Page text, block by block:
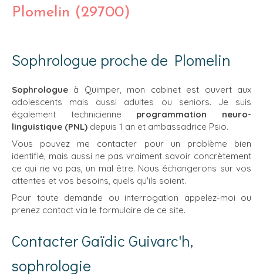
Plomelin (29700)
Sophrologue proche de Plomelin
Sophrologue à Quimper, mon cabinet est ouvert aux
adolescents mais aussi adultes ou seniors. Je suis
également technicienne programmation neuro-
linguistique (PNL) depuis 1 an et ambassadrice Psio.
Vous pouvez me contacter pour un problème bien
identifié, mais aussi ne pas vraiment savoir concrètement
ce qui ne va pas, un mal être. Nous échangerons sur vos
attentes et vos besoins, quels qu'ils soient.
Pour toute demande ou interrogation appelez-moi ou
prenez contact via le formulaire de ce site.
Contacter Gaïdic Guivarc'h,
sophrologie